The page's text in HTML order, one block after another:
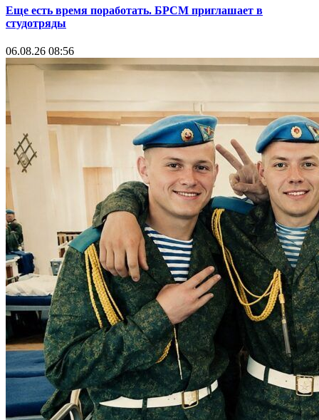
Еще есть время поработать. БРСМ приглашает в
студотряды
06.08.26 08:56